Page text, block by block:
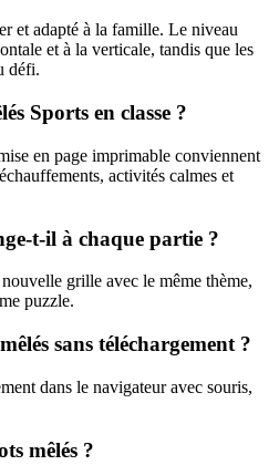
et adapté à la famille. Le niveau
et à la verticale, tandis que les
défi.
Sports en classe ?
en page imprimable conviennent
activités calmes et
t-il à chaque partie ?
grille avec le même thème,
puzzle.
sans téléchargement ?
dans le navigateur avec souris,
mêlés ?